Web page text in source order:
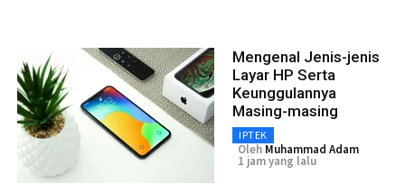
Mengenal Jenis-jenis
Layar HP Serta
Keunggulannya
Masing-masing
IPTEK
Oleh Muhammad Adam
1 jam yang lalu